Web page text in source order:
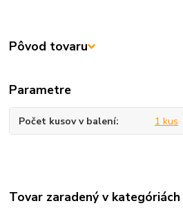
Pôvod tovaru
Parametre
Počet kusov v balení 1 kus
Tovar zaradený v kategóriách